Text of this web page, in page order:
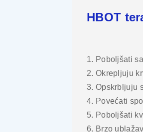
HBOT
1. Poboljšati
2. Okrepljuju
3. Opskrbljuju
4. Povećati
5. Poboljšati
6. Brzo